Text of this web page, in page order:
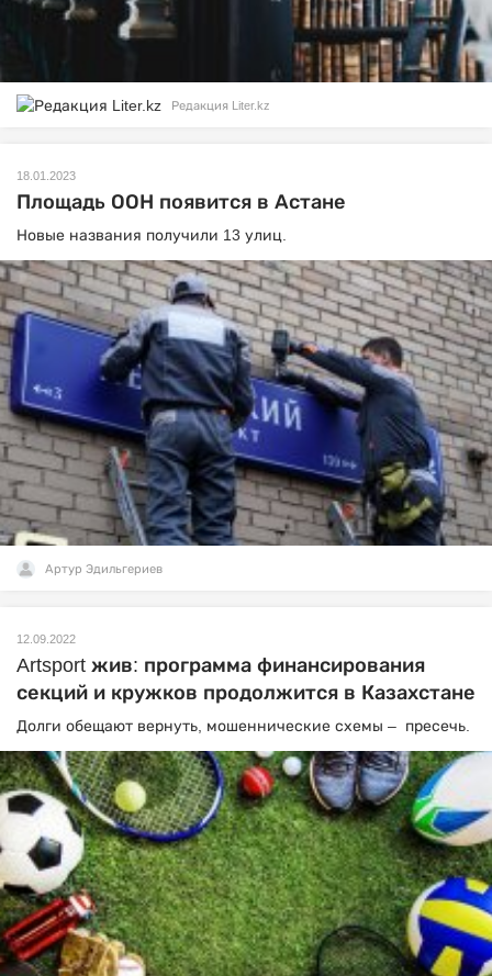
Редакция Liter.kz
18.01.2023
Площадь ООН появится в Астане
Новые названия получили 13 улиц.
Артур Эдильгериев
12.09.2022
Artsport жив: программа финансирования
секций и кружков продолжится в Казахстане
Долги обещают вернуть, мошеннические схемы – пресечь.